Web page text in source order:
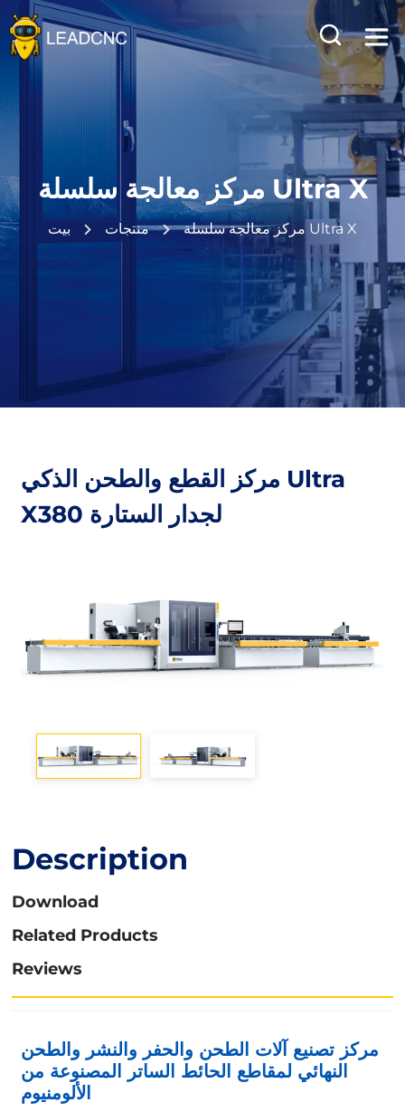
بيت
خط إنتاج الأبواب والنوافذ الألومنيوم الذكي
خط إنتاج واجهات وجدران الستائر الموحدة
مركز معالجة سلسلة Ultra X
مركز تصنيع الآلات باستخدام الحاسب الآلي
آلة تصنيع الأبواب والنوافذ الألومنيوم
حالات التعاون
مدونة
مركز معالجة سلسلة Ultra X
بيت منتجات مركز معالجة سلسلة Ultra X
مركز القطع والطحن الذكي Ultra
X380 لجدار الستارة
Description
Download
Related Products
Reviews
مركز تصنيع آلات الطحن والحفر والنشر والطحن
النهائي لمقاطع الحائط الساتر المصنوعة من
الألومنيوم